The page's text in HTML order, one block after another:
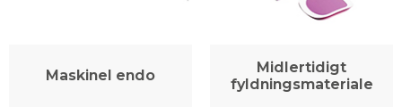
Maskinel endo
Midlertidigt
fyldningsmateriale